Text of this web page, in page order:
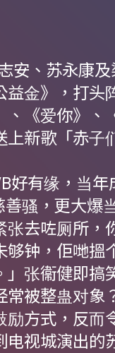
安、苏永康
益⾦》，打头
、《爱你》、
上新歌「赤⼦
好有缘，当
骚，更⼤爆
张去咗厕所，
够钟，佢哋搵
」张衞健即搞
被整蛊对象
励⽅式，反⽽
电视城演出的